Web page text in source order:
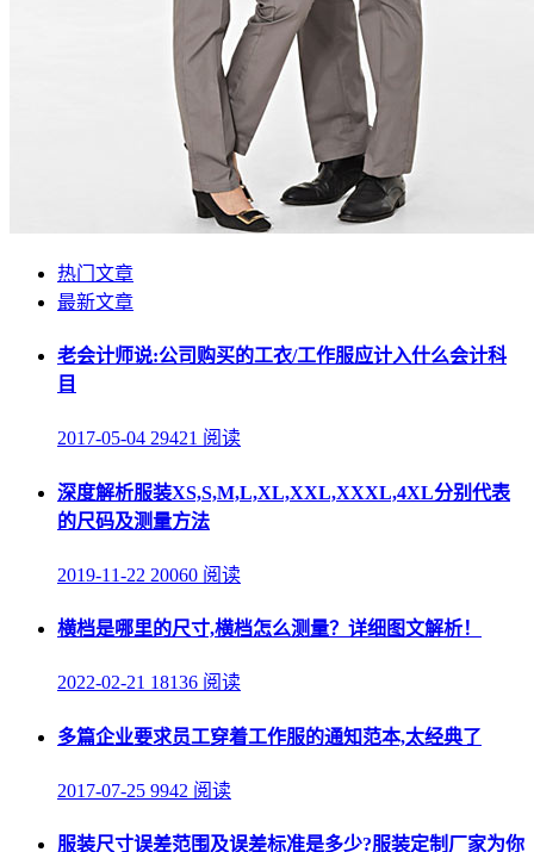
热门文章
最新文章
老会计师说:公司购买的工衣/工作服应计入什么会计科
目
2017-05-04 29421 阅读
深度解析服装XS,S,M,L,XL,XXL,XXXL,4XL分别代表
的尺码及测量方法
2019-11-22 20060 阅读
横档是哪里的尺寸,横档怎么测量？详细图文解析！
2022-02-21 18136 阅读
多篇企业要求员工穿着工作服的通知范本,太经典了
2017-07-25 9942 阅读
服装尺寸误差范围及误差标准是多少?服装定制厂家为你